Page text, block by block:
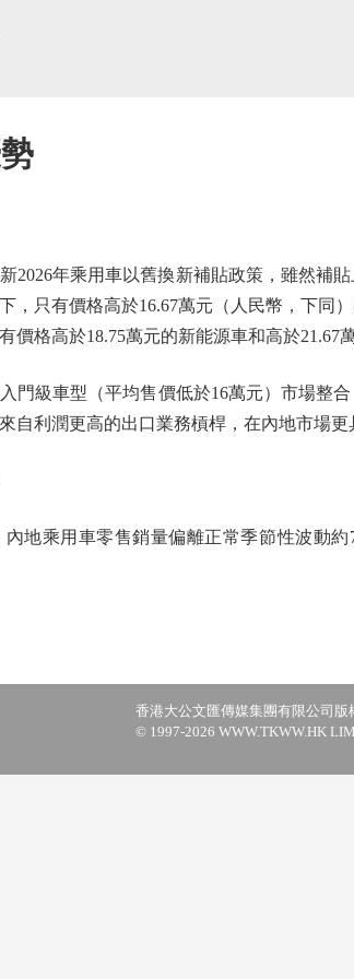
年乘用車以舊換新補貼政策，雖然補貼
，只有價格高於16.67萬元（人民幣，下同
價格高於18.75萬元的新能源車和高於21.67
車型（平均售價低於16萬元）市場整合
自利潤更高的出口業務槓桿，在內地市場更
乘用車零售銷量偏離正常季節性波動約
香港大公文匯傳媒集團有限公司版
© 1997-2026 WWW.TKWW.HK